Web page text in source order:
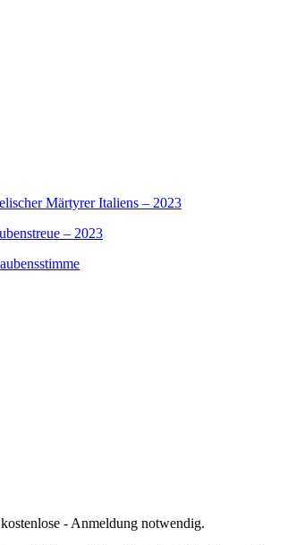
Märtyrer Italiens – 2023
– 2023
- Anmeldung notwendig.